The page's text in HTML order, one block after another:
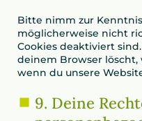
Bitte nimm zur
möglicherweise nicht
Cookies deaktiviert
deinem Browser
wenn du unsere
9. Deine